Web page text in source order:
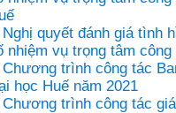
Nghị quyết đánh giá tình
nhiệm vụ trọng tâm
Chương trình công tác
học Huế năm 2021
Chương trình công tác